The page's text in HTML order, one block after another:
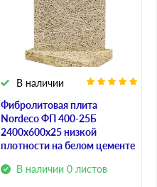
Фибролитовая плита
Nordeco ФП 400-25Б
2400х600х25 низкой
плотности на белом цементе
В наличии 0 листов
В наличии